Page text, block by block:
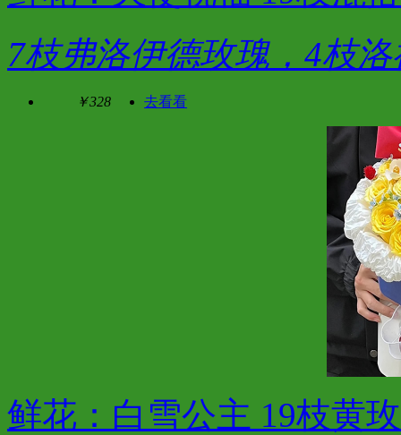
7枝弗洛伊德玫瑰，4枝
￥328 去看看
鲜花：白雪公主 19枝黄